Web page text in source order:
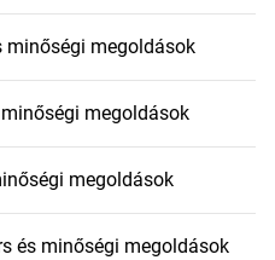
minőségi megoldások
megoldások
megoldások
és minőségi megoldások